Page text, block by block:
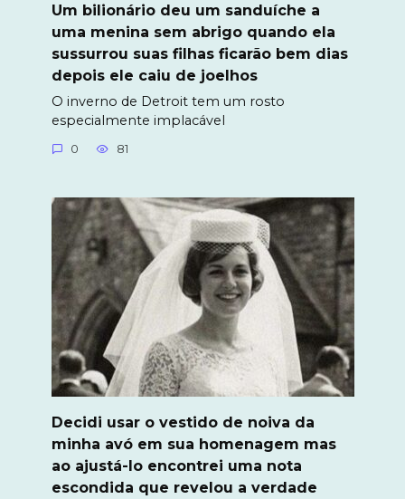
Um bilionário deu um sanduíche a
uma menina sem abrigo quando ela
sussurrou suas filhas ficarão bem dias
depois ele caiu de joelhos
O inverno de Detroit tem um rosto
especialmente implacável
0 81
Decidi usar o vestido de noiva da
minha avó em sua homenagem mas
ao ajustá-lo encontrei uma nota
escondida que revelou a verdade